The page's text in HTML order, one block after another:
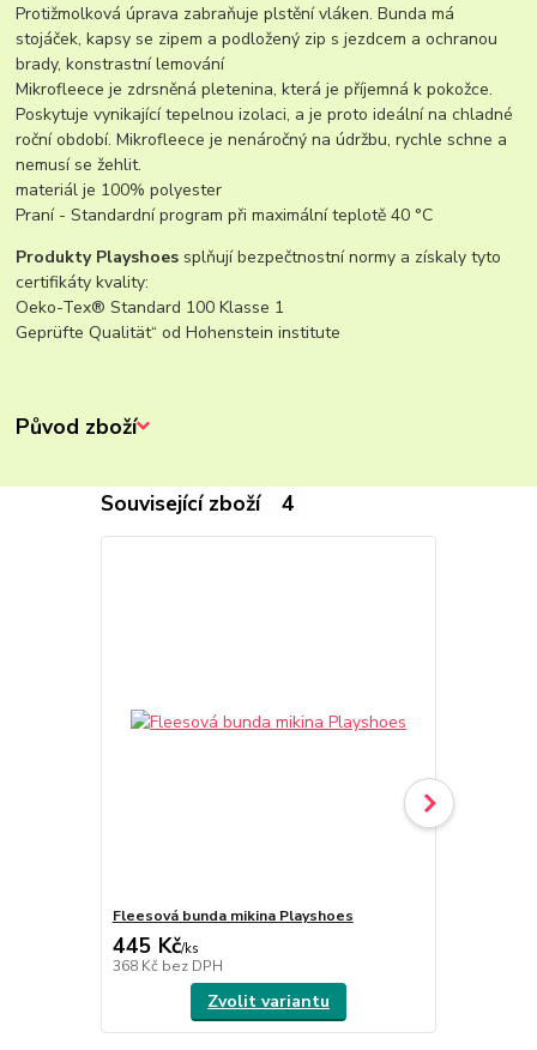
Protižmolková úprava zabraňuje plstění vláken. Bunda má
stojáček, kapsy se zipem a podložený zip s jezdcem a ochranou
brady, konstrastní lemování
Mikrofleece je zdrsněná pletenina, která je příjemná k pokožce.
Poskytuje vynikající tepelnou izolaci, a je proto ideální na chladné
roční období. Mikrofleece je nenáročný na údržbu, rychle schne a
nemusí se žehlit.
materiál je 100% polyester
Praní - Standardní program při maximální teplotě 40 °C
Produkty Playshoes splňují bezpečtnostní normy a získaly tyto
certifikáty kvality:
Oeko-Tex® Standard 100 Klasse 1
Geprüfte Qualität“ od Hohenstein institute
Původ zboží
Související zboží 4
Fleesová bunda mikina Playshoes
445 Kč/ks
368 Kč bez DPH
Zvolit variantu